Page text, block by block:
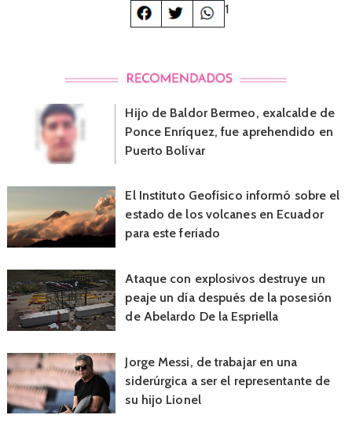
1
Hijo de Baldor Bermeo, exalcalde de
Ponce Enríquez, fue aprehendido en
Puerto Bolívar
El Instituto Geofísico informó sobre el
estado de los volcanes en Ecuador
para este feriado
Ataque con explosivos destruye un
peaje un día después de la posesión
de Abelardo De la Espriella
Jorge Messi, de trabajar en una
siderúrgica a ser el representante de
su hijo Lionel